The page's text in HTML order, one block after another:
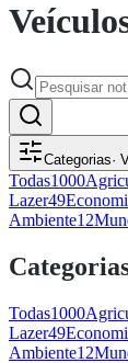
Categorias·
Todas1000
Lazer49
Ambiente12
Todas1000
Lazer49
Ambiente12